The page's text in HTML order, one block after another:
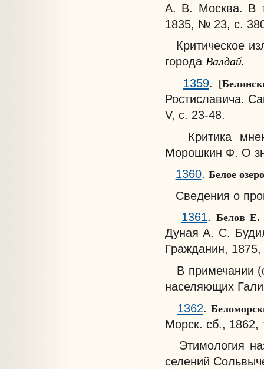
А. В. Москва. В
1835, № 23, с.
Критическое
города Валдай.
1359.
Ростиславича.
V, с. 23-48.
Критика
Морошкин Ф. О
1360. Белое
Сведения о
1361. Белов
Дуная А. С.
Гражданин,
В примечании
населяющих
1362
Морск. сб.,
Этимология
селений